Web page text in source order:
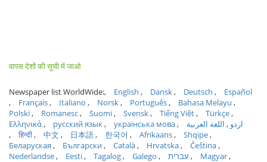
वापस देशों की सूची में जाओ
Newspaper list WorldWide: English Dansk Deutsch
Español
Français
Italiano Norsk Português
Bahasa Melayu
Polski
Romanesc Suomi Svensk Tiếng Việt
Türkçe
Ελληνικά
русский язык українська мова اردو
اللغة العربية
हिन्दी
中文 日本語 한국어 Afrikaans
Shqipe
Беларуская
Български Català Hrvatska
Čeština
Nederlandse
Eesti Tagalog Galego עברית
Magyar